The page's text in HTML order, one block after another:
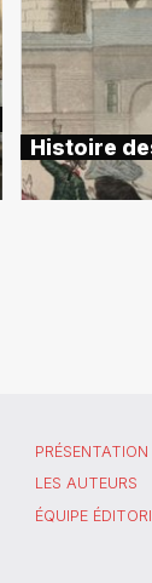
Histoire
PRÉSENTATION
LES AUTEURS
ÉQUIPE